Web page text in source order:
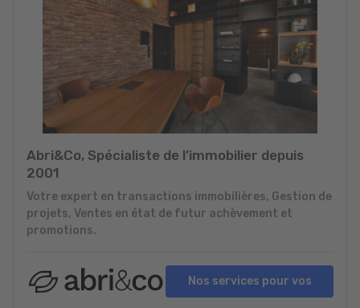
Abri&Co, Spécialiste de l’immobilier depuis
2001
Votre expert en transactions immobilières, Gestion de
projets, Ventes en état de futur achèvement et
promotions.
Nos services pour vos